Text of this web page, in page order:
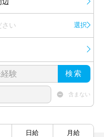
さい 選択
検索
含まない
日給 月給